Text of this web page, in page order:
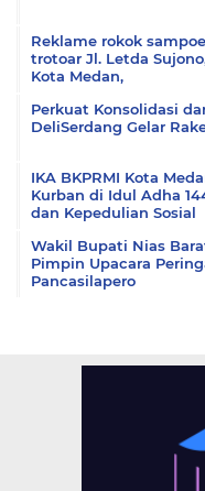
Reklame rokok
trotoar Jl. Letda
Kota Medan,
Perkuat Konsolidasi
DeliSerdang Gelar
IKA BKPRMI Kota
Kurban di Idul Adha
dan Kepedulian Sosial
Wakil Bupati Nias
Pimpin Upacara
Pancasilapero